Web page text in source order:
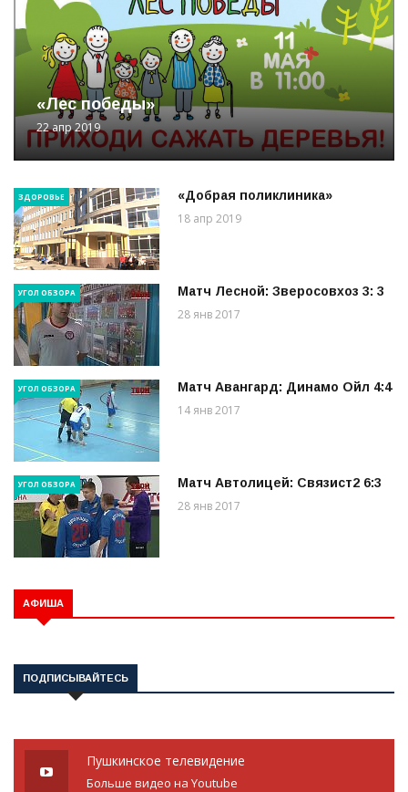
«Лес победы»
22 апр 2019
ЗДОРОВЬЕ «Добрая поликлиника»
18 апр 2019
УГОЛ ОБЗОРА Матч Лесной: Зверосовхоз 3: 3
28 янв 2017
УГОЛ ОБЗОРА Матч Авангард: Динамо Ойл 4:4
14 янв 2017
УГОЛ ОБЗОРА Матч Автолицей: Связист2 6:3
28 янв 2017
АФИША
ПОДПИСЫВАЙТЕСЬ
Пушкинское телевидение
Больше видео на Youtube